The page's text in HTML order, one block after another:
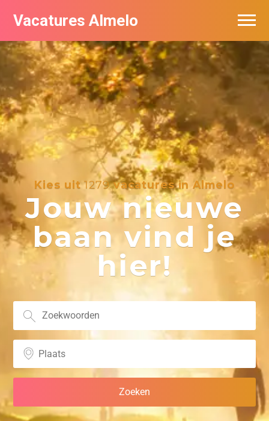
Vacatures Almelo
Kies uit1279vacatures in Almelo
Jouw nieuwe
baan vind je
hier!
Vacatures per bedrijf
De populairste vacatures in Almelo
Nieuwsbrief feed